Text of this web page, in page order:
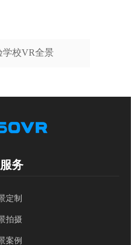
学校VR全景
务
定制
拍摄
案例